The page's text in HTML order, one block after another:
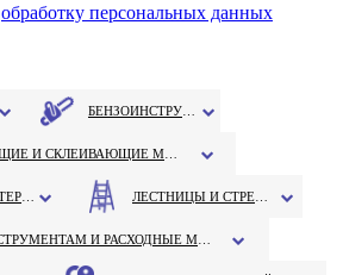
обработку персональных данных